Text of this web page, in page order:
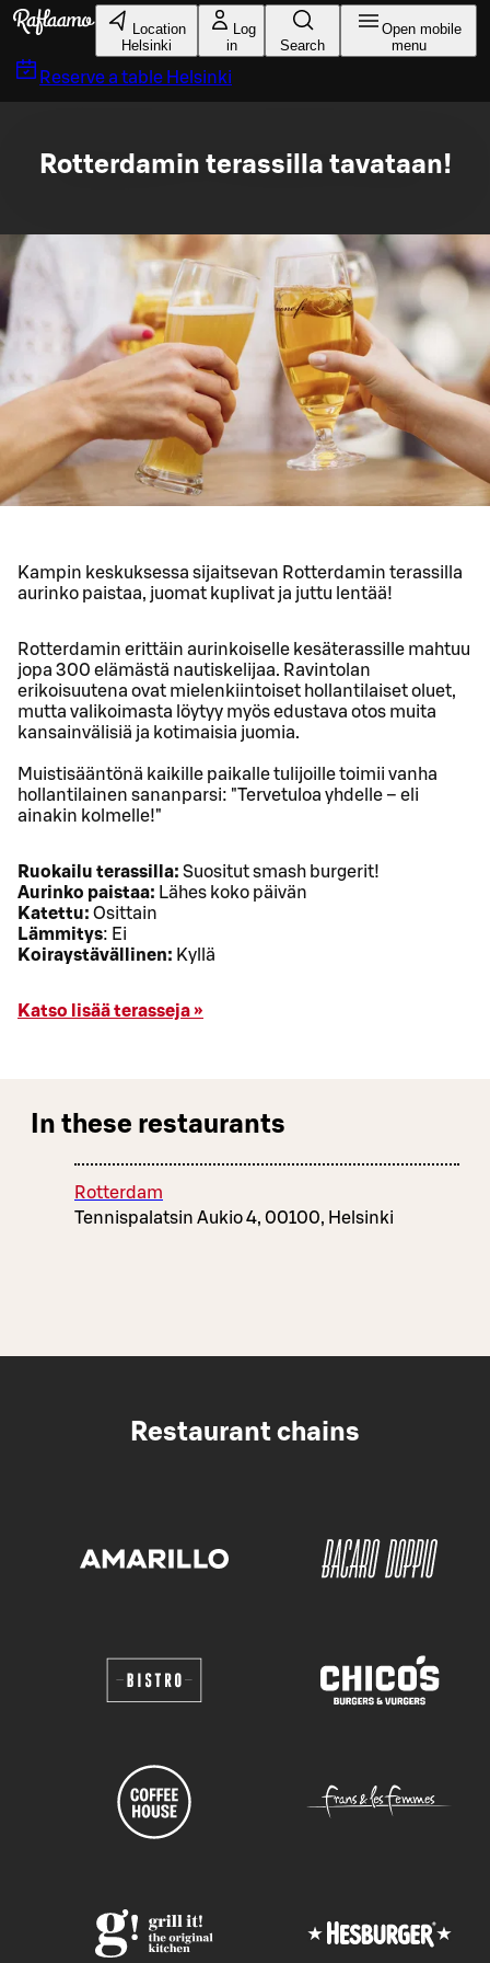
Skip to main content
Location
Helsinki
Log
in
Search
Open mobile
menu
Reserve a table Helsinki
Rotterdamin terassilla tavataan!
Kampin keskuksessa sijaitsevan Rotterdamin terassilla
aurinko paistaa, juomat kuplivat ja juttu lentää!
Rotterdamin erittäin aurinkoiselle kesäterassille mahtuu
jopa 300 elämästä nautiskelijaa. Ravintolan
erikoisuutena ovat mielenkiintoiset hollantilaiset oluet,
mutta valikoimasta löytyy myös edustava otos muita
kansainvälisiä ja kotimaisia juomia.
Muistisääntönä kaikille paikalle tulijoille toimii vanha
hollantilainen sananparsi: "Tervetuloa yhdelle – eli
ainakin kolmelle!"
Ruokailu terassilla: Suositut smash burgerit!
Aurinko paistaa: Lähes koko päivän
Katettu: Osittain
Lämmitys: Ei
Koiraystävällinen: Kyllä
Katso lisää terasseja »
In these restaurants
Rotterdam
Tennispalatsin Aukio 4, 00100, Helsinki
Restaurant chains